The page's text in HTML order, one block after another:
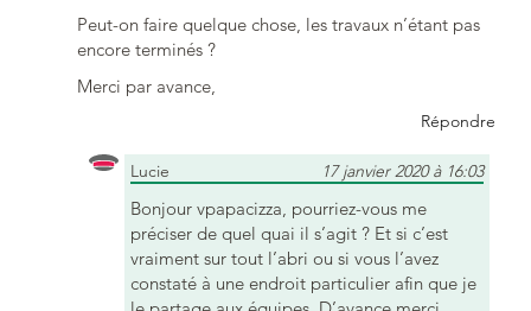
Peut-on faire quelque chose, les travaux n’étant pas
encore terminés ?
Merci par avance,
Répondre
Lucie 17 janvier 2020 à 16:03
Bonjour vpapacizza, pourriez-vous me
préciser de quel quai il s’agit ? Et si c’est
vraiment sur tout l’abri ou si vous l’avez
constaté à une endroit particulier afin que je